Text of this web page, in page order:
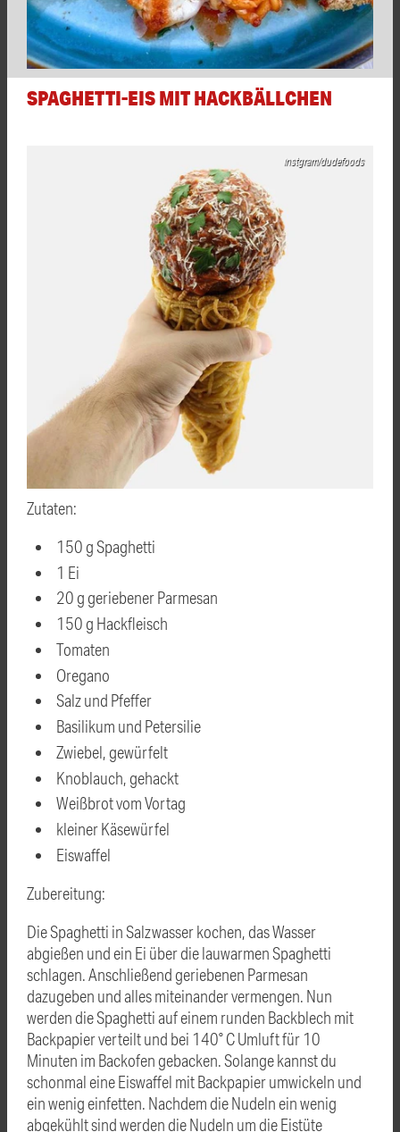
SPAGHETTI-EIS MIT HACKBÄLLCHEN
instgram/dudefoods
Zutaten:
150 g Spaghetti
1 Ei
20 g geriebener Parmesan
150 g Hackfleisch
Tomaten
Oregano
Salz und Pfeffer
Basilikum und Petersilie
Zwiebel, gewürfelt
Knoblauch, gehackt
Weißbrot vom Vortag
kleiner Käsewürfel
Eiswaffel
Zubereitung:
Die Spaghetti in Salzwasser kochen, das Wasser
abgießen und ein Ei über die lauwarmen Spaghetti
schlagen. Anschließend geriebenen Parmesan
dazugeben und alles miteinander vermengen. Nun
werden die Spaghetti auf einem runden Backblech mit
Backpapier verteilt und bei 140° C Umluft für 10
Minuten im Backofen gebacken. Solange kannst du
schonmal eine Eiswaffel mit Backpapier umwickeln und
ein wenig einfetten. Nachdem die Nudeln ein wenig
abgekühlt sind werden die Nudeln um die Eistüte